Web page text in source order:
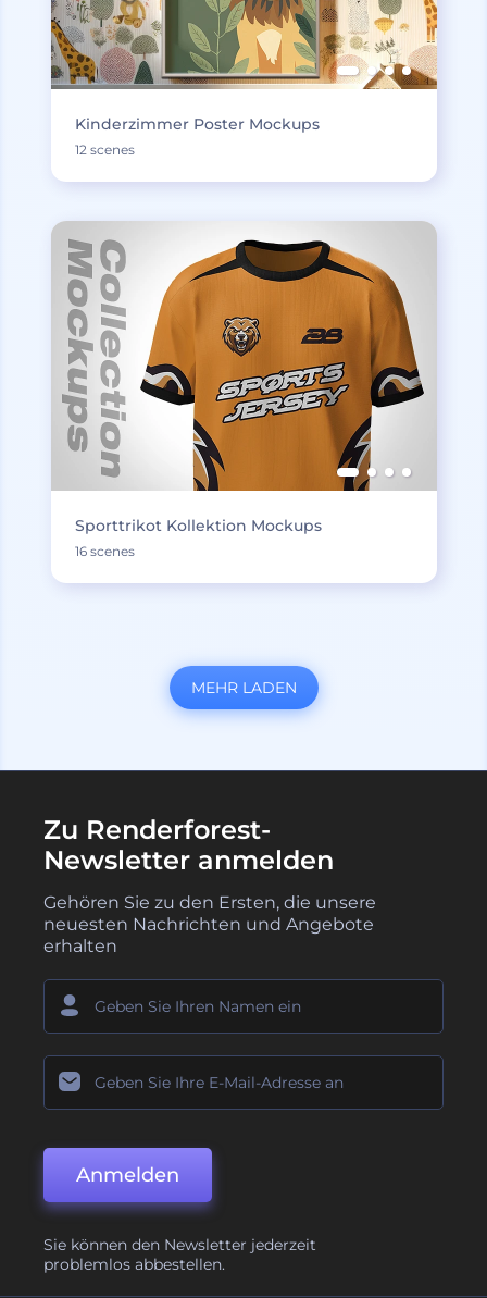
Kinderzimmer Poster Mockups
12 scenes
Sporttrikot Kollektion Mockups
16 scenes
MEHR LADEN
Zu Renderforest-
Newsletter anmelden
Gehören Sie zu den Ersten, die unsere
neuesten Nachrichten und Angebote
erhalten
Anmelden
Sie können den Newsletter jederzeit
problemlos abbestellen.